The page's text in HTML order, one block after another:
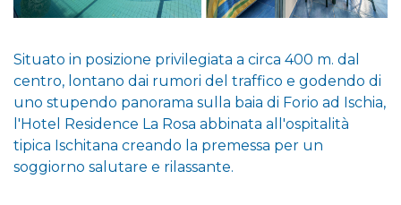
Situato in posizione privilegiata a circa 400 m. dal
centro, lontano dai rumori del traffico e godendo di
uno stupendo panorama sulla baia di Forio ad Ischia,
l'Hotel Residence La Rosa abbinata all'ospitalità
tipica Ischitana creando la premessa per un
soggiorno salutare e rilassante.